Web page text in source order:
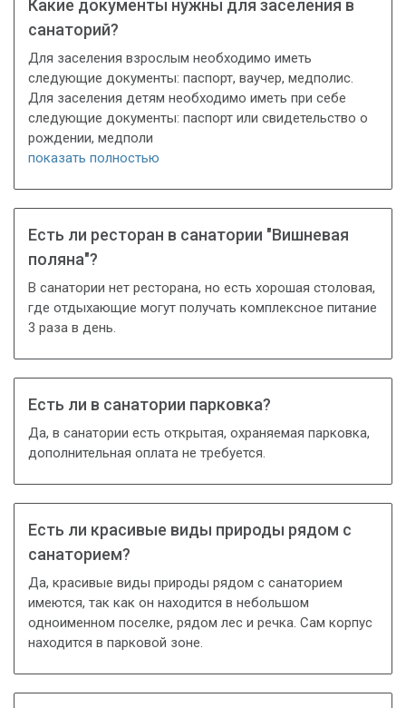
Какие документы нужны для заселения в
санаторий?
Для заселения взрослым необходимо иметь
следующие документы: паспорт, ваучер, медполис.
Для заселения детям необходимо иметь при себе
следующие документы: паспорт или свидетельство о
рождении, медполи
показать полностью
Есть ли ресторан в санатории "Вишневая
поляна"?
В санатории нет ресторана, но есть хорошая столовая,
где отдыхающие могут получать комплексное питание
3 раза в день.
Есть ли в санатории парковка?
Да, в санатории есть открытая, охраняемая парковка,
дополнительная оплата не требуется.
Есть ли красивые виды природы рядом с
санаторием?
Да, красивые виды природы рядом с санаторием
имеются, так как он находится в небольшом
одноименном поселке, рядом лес и речка. Сам корпус
находится в парковой зоне.